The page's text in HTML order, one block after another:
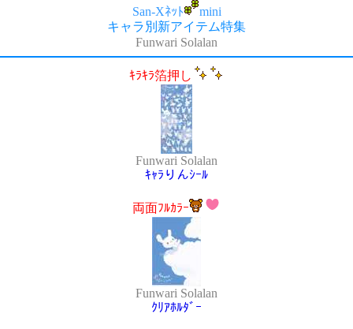
San-Xﾈｯﾄ
mini
キャラ別新アイテム特集
Funwari Solalan
ｷﾗｷﾗ箔押し
Funwari Solalan
ｷｬﾗりんｼｰﾙ
両面ﾌﾙｶﾗｰ
Funwari Solalan
ｸﾘｱﾎﾙﾀﾞｰ